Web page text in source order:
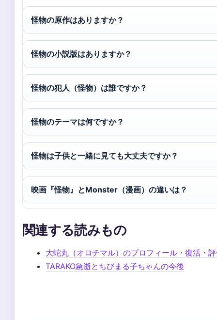
怪物の原作はありますか？
怪物の小説版はありますか？
怪物の犯人（怪物）は誰ですか？
怪物のテーマは何ですか？
怪物は子供と一緒に見ても大丈夫ですか？
映画『怪物』とMonster（漫画）の違いは？
関連する読みもの
大蛇丸（オロチマル）のプロフィール・復活・
TARAKO急逝とちびまる子ちゃんの今後